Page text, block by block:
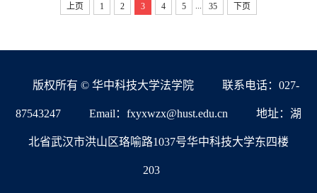
上页 1 2 3 4 5 35 下页
版权所有 © 华中科技大学法学院 联系电话：027-
87543247 Email：fxyxwzx@hust.edu.cn 地址：湖
北省武汉市洪山区珞喻路1037号华中科技大学东四楼
203